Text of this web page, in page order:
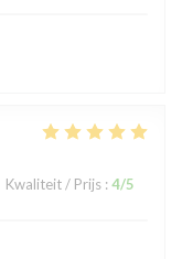
Kwaliteit / Prijs : 4/5